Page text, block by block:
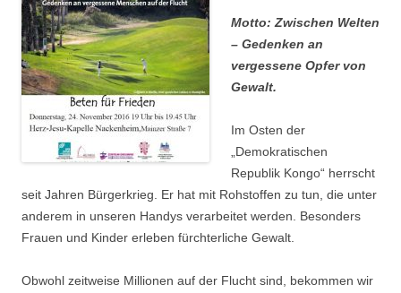
Motto: Zwischen Welten
– Gedenken an
vergessene Opfer von
Gewalt.
Im Osten der
„Demokratischen
Republik Kongo“ herrscht
seit Jahren Bürgerkrieg. Er hat mit Rohstoffen zu tun, die unter
anderem in unseren Handys verarbeitet werden. Besonders
Frauen und Kinder erleben fürchterliche Gewalt.
Obwohl zeitweise Millionen auf der Flucht sind, bekommen wir